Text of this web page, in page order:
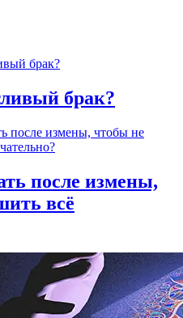
брак?
после измены,
всё